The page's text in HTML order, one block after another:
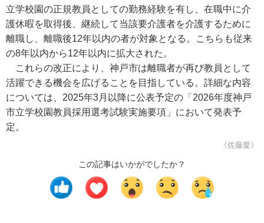
立学校園の正規教員としての勤務経験を有し、在職中に介
護休暇を取得後、継続して当該要介護者を介護するために
離職し、離職後12年以内の者が対象となる。こちらも従来
の8年以内から12年以内に拡大された。
これらの改正により、神戸市は離職者が再び教員として
活躍できる機会を広げることを目指している。詳細な内容
については、2025年3月以降に公表予定の「2026年度神戸
市立学校園教員採用選考試験実施要項」において発表予
定。
《佐藤愛》
この記事はいかがでしたか？